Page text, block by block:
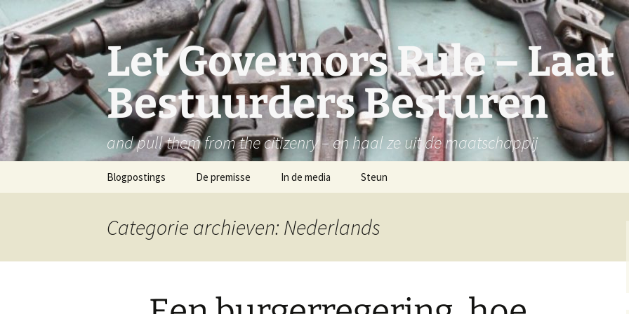
Let Governors Rule – Laat
Bestuurders Besturen
and pull them from the citizenry – en haal ze uit de maatschappij
inhoud
Blogpostings De premisse In de media Steun
Categorie archieven: Nederlands